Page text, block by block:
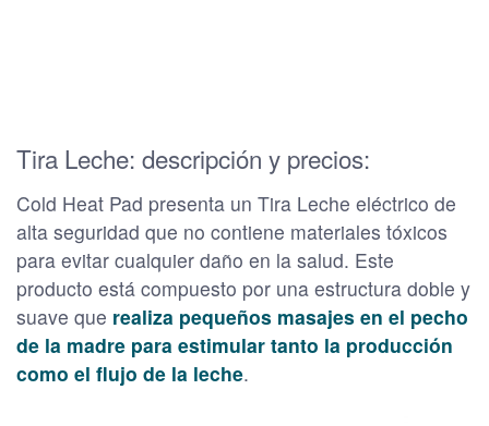
Tira Leche: descripción y precios:
Cold Heat Pad presenta un Tira Leche eléctrico de
alta seguridad que no contiene materiales tóxicos
para evitar cualquier daño en la salud. Este
producto está compuesto por una estructura doble y
suave que realiza pequeños masajes en el pecho
de la madre para estimular tanto la producción
como el flujo de la leche.